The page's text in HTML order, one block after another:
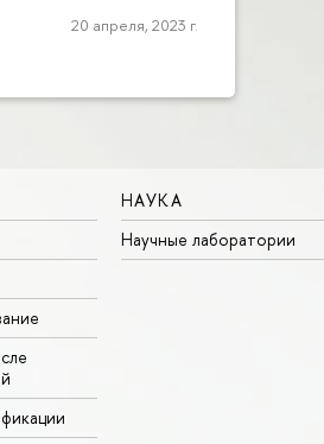
20 апреля, 2023 г.
НАУКА
Научные лаборатории